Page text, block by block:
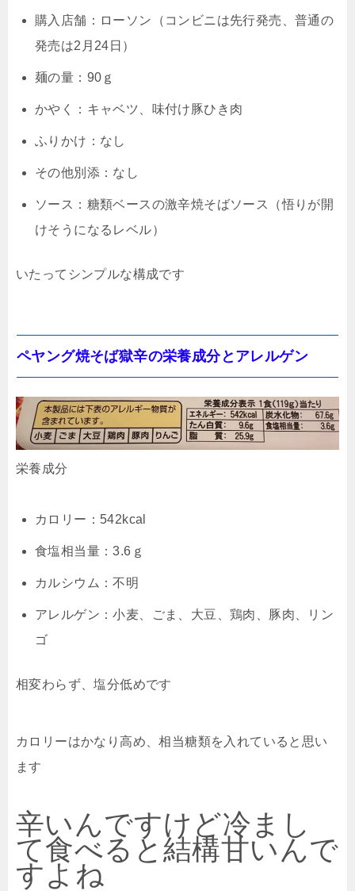
購入店舗：ローソン（コンビニは先行発売、普通の
発売は2月24日）
麺の量：90ｇ
かやく：キャベツ、味付け豚ひき肉
ふりかけ：なし
その他別添：なし
ソース：糖類ベースの激辛焼そばソース（悟りが開
けそうになるレベル）
いたってシンプルな構成です
ペヤング焼そば獄辛の栄養成分とアレルゲン
栄養成分
カロリー：542kcal
食塩相当量：3.6ｇ
カルシウム：不明
アレルゲン：小麦、ごま、大豆、鶏肉、豚肉、リン
ゴ
相変わらず、塩分低めです
カロリーはかなり高め、相当糖類を入れていると思い
ます
辛いんですけど冷まし
て食べると結構甘いんで
すよね